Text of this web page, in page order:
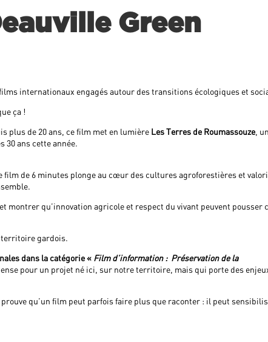
Green
internationaux engagés autour des transitions écologiques et
ça !
plus de 20 ans, ce film met en lumière Les Terres de Roumassouze,
30 ans cette année.
film de 6 minutes plonge au cœur des cultures agroforestières et
montrer qu’innovation agricole et respect du vivant peuvent pousser
territoire gardois.
dans la catégorie « Film d’information : Préservation de la
pour un projet né ici, sur notre territoire, mais qui porte des
prouve qu’un film peut parfois faire plus que raconter : il peut